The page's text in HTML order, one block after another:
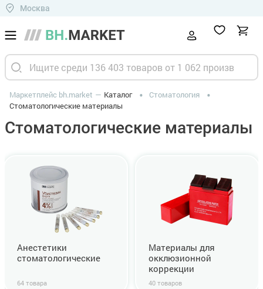
Москва
Маркетплейс bh.market Каталог
Стоматология
Стоматологические материалы
Стоматологические материалы
64 товара
Анестетики
стоматологические
40 товаров
Материалы для
окклюзионной
коррекции